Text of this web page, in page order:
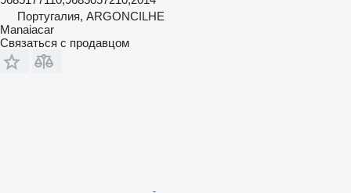
Португалия, ARGONCILHE
Manaiacar
Связаться с продавцом